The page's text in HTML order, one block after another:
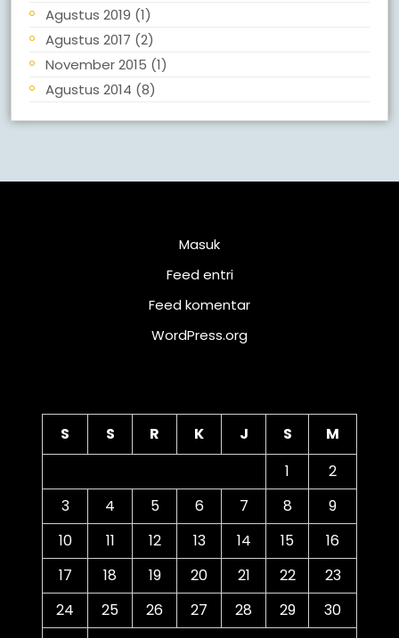
Agustus 2019 (1)
Agustus 2017 (2)
November 2015 (1)
Agustus 2014 (8)
Masuk
Feed entri
Feed komentar
WordPress.org
S S R K J S
M
1
2
3
4 5 6 7 8
9
10
11 12 13 14 15
16
17
18 19 20 21 22
23
24
25 26 27 28 29
30